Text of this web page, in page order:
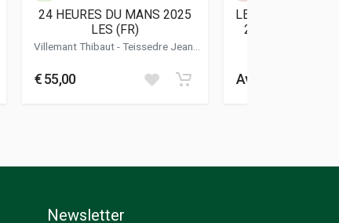
24 HEURES DU MANS 2025
LES (FR)
Villemant Thibaut-Teissedre Jean-
€ 55,00
LES ESSAIS
24H DU MANS
Avvisami
Newsletter